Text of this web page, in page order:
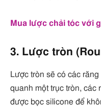
Mua lược chải tóc với
3. Lược tròn
Lược tròn sẽ có các
quanh một trục tròn, các
được bọc silicone để